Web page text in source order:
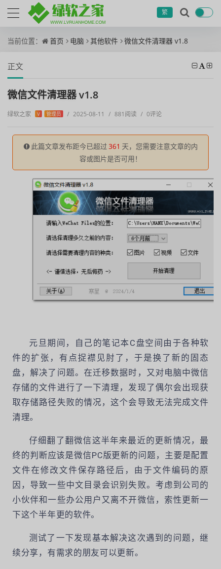
繁
当前位置： 首页 电脑 其他软件 微信文件清理器 v1.8
正文
微信文件清理器 v1.8
绿软之家 V 管理员 / 2025-08-11 / 881阅读 / 0评论
此篇文章发布距今已超过 361 天，您需要注意文章的内
容或图片是否可用！
元旦期间，自己的笔记本C盘空间由于各种软
件的扩张，有点捉襟见肘了，于是换了新的固态
盘，解决了问题。在迁移数据时，又对电脑中微信
存储的文件进行了一下清理，发现了偶尔会出现获
取存储路径失败的情况，这个会导致无法完成文件
清理。
仔细翻了翻微信这半年来最近的更新情况，最
终的判断应该是微信PC版更新的问题，主要是配置
文件在修改文件保存路径后，由于文件编码的原
因，导致一些中文目录会识别失败。考虑到公司的
小伙伴和一些办公用户又离不开微信，索性更新一
下这个半年更的软件。
测试了一下发现基本解决这次遇到的问题，继
续分享，有需求的朋友可以更新。